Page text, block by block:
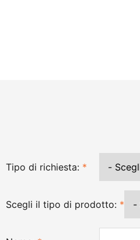
Tipo di richiesta: *
Scegli il tipo di prodotto: *